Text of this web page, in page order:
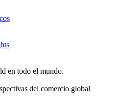
en todo el mundo.
del comercio global